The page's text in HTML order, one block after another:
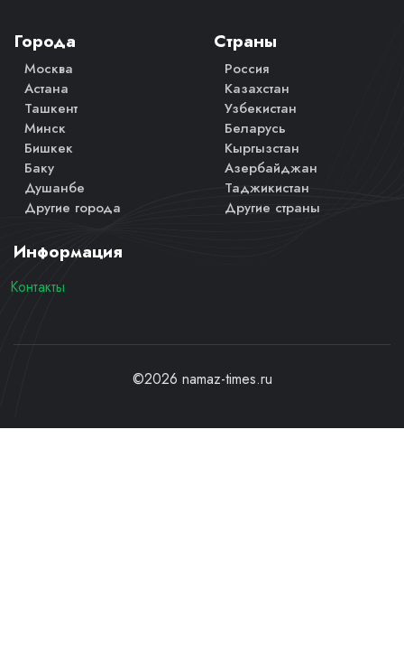
Города
Москва
Астана
Ташкент
Минск
Бишкек
Баку
Душанбе
Другие города
Страны
Россия
Казахстан
Узбекистан
Беларусь
Кыргызстан
Азербайджан
Таджикистан
Другие страны
Информация
Контакты
©2026 namaz-times.ru